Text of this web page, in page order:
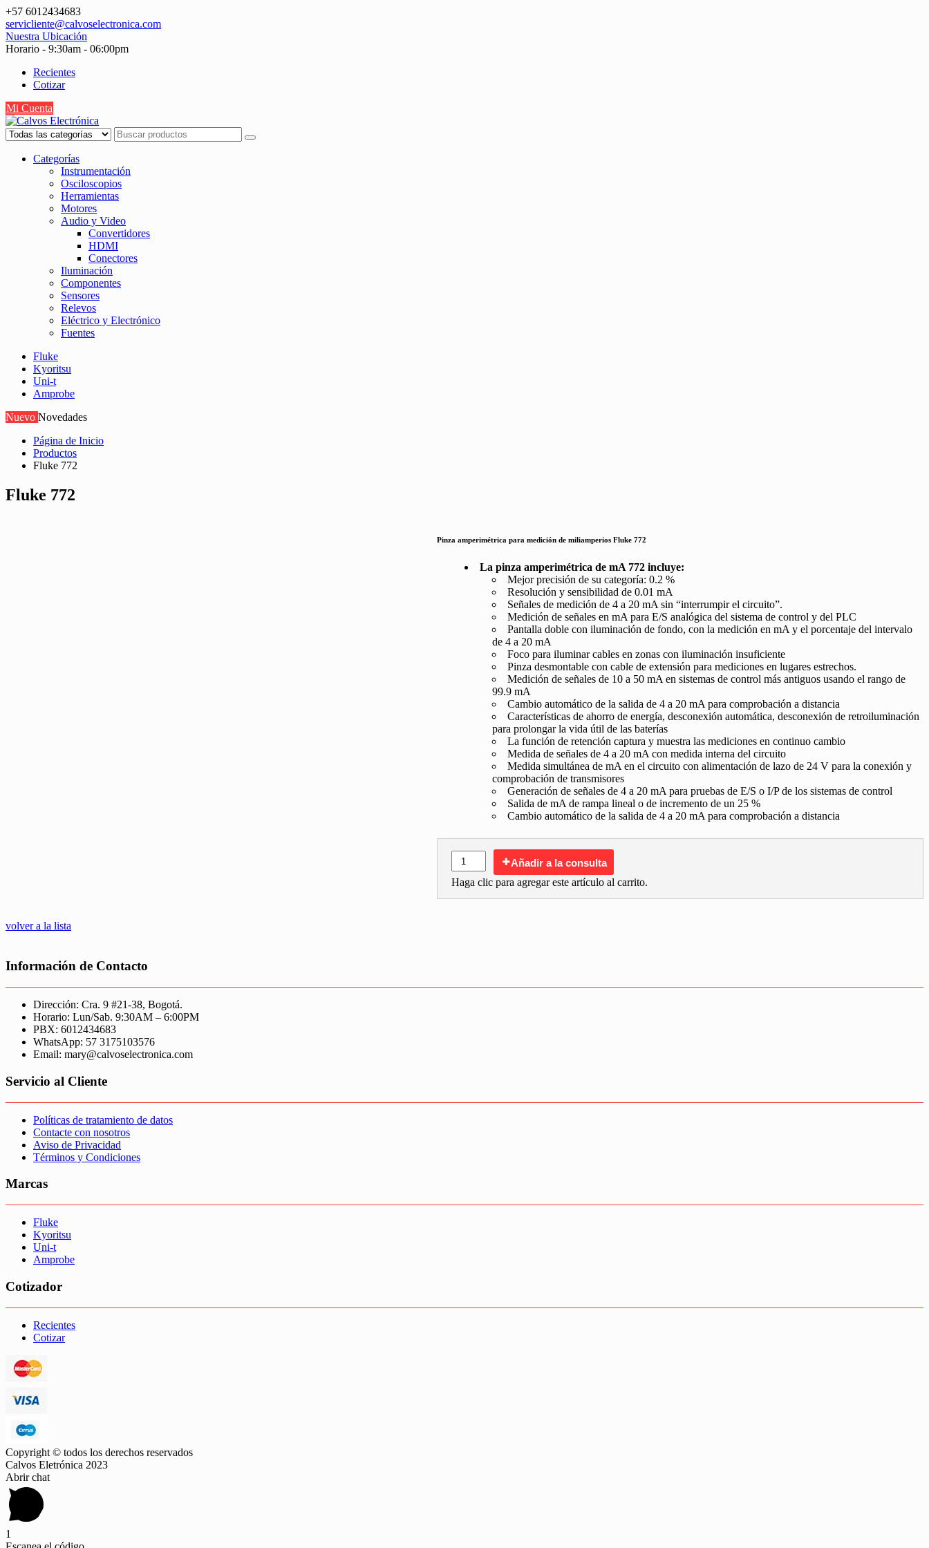
Saltar
contenido
+57 6012434683
servicliente@calvoselectronica.com
Nuestra Ubicación
Horario - 9:30am - 06:00pm
Recientes
Cotizar
Mi Cuenta
Categorías
Instrumentación
Osciloscopios
Herramientas
Motores
Audio y Video
Convertidores
HDMI
Conectores
Iluminación
Componentes
Sensores
Relevos
Eléctrico y Electrónico
Fuentes
Fluke
Kyoritsu
Uni-t
Amprobe
Nuevo Novedades
Página de Inicio
Productos
Fluke 772
Fluke 772
Pinza amperimétrica para medición de miliamperios Fluke 772
La pinza amperimétrica de mA 772 incluye:
Mejor precisión de su categoría: 0.2 %
Resolución y sensibilidad de 0.01 mA
Señales de medición de 4 a 20 mA sin “interrumpir el circuito”.
Medición de señales en mA para E/S analógica del sistema de control y del PLC
Pantalla doble con iluminación de fondo, con la medición en mA y el porcentaje del intervalo
de 4 a 20 mA
Foco para iluminar cables en zonas con iluminación insuficiente
Pinza desmontable con cable de extensión para mediciones en lugares estrechos.
Medición de señales de 10 a 50 mA en sistemas de control más antiguos usando el rango de
99.9 mA
Cambio automático de la salida de 4 a 20 mA para comprobación a distancia
Características de ahorro de energía, desconexión automática, desconexión de retroiluminación
para prolongar la vida útil de las baterías
La función de retención captura y muestra las mediciones en continuo cambio
Medida de señales de 4 a 20 mA con medida interna del circuito
Medida simultánea de mA en el circuito con alimentación de lazo de 24 V para la conexión y
comprobación de transmisores
Generación de señales de 4 a 20 mA para pruebas de E/S o I/P de los sistemas de control
Salida de mA de rampa lineal o de incremento de un 25 %
Cambio automático de la salida de 4 a 20 mA para comprobación a distancia
Añadir a la consulta
Haga clic para agregar este artículo al carrito.
volver a la lista
Información de Contacto
Dirección: Cra. 9 #21-38, Bogotá.
Horario: Lun/Sab. 9:30AM – 6:00PM
PBX: 6012434683
WhatsApp: 57 3175103576
Email: mary@calvoselectronica.com
Servicio al Cliente
Políticas de tratamiento de datos
Contacte con nosotros
Aviso de Privacidad
Términos y Condiciones
Marcas
Fluke
Kyoritsu
Uni-t
Amprobe
Cotizador
Recientes
Cotizar
Copyright © todos los derechos reservados
Calvos Eletrónica 2023
Abrir chat
1